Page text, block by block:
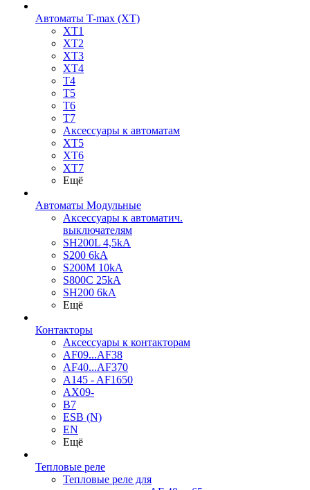
Автоматы T-max (XT)
XT1
XT2
XT3
XT4
T4
T5
T6
T7
Аксессуары к автоматам
XT5
XT6
XT7
Ещё
Автоматы Модульные
Аксессуары к автоматич.
выключателям
SH200L 4,5kA
S200 6kA
S200M 10kA
S800C 25kA
SH200 6kA
Ещё
Контакторы
Аксессуары к контакторам
AF09...AF38
AF40...AF370
A145 - AF1650
AX09-
B7
ESB (N)
EN
Ещё
Тепловые реле
Тепловые реле для